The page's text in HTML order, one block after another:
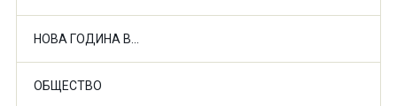
НОВА ГОДИНА В...
ОБЩЕСТВО